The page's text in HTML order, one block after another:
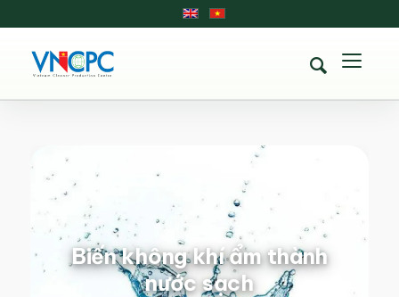
Biến không khí ẩm thành
nước sạch